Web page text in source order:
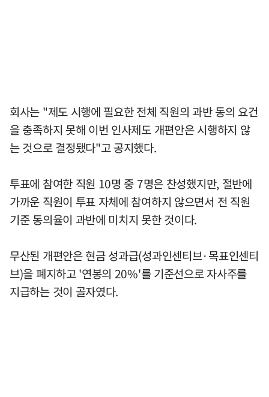
회사는 "제도 시행에 필요한 전체 직원의 과반 동의 요건
을 충족하지 못해 이번 인사제도 개편안은 시행하지 않
는 것으로 결정됐다"고 공지했다.
투표에 참여한 직원 10명 중 7명은 찬성했지만, 절반에
가까운 직원이 투표 자체에 참여하지 않으면서 전 직원
기준 동의율이 과반에 미치지 못한 것이다.
무산된 개편안은 현금 성과급(성과인센티브·목표인센티
브)을 폐지하고 '연봉의 20%'를 기준선으로 자사주를
지급하는 것이 골자였다.